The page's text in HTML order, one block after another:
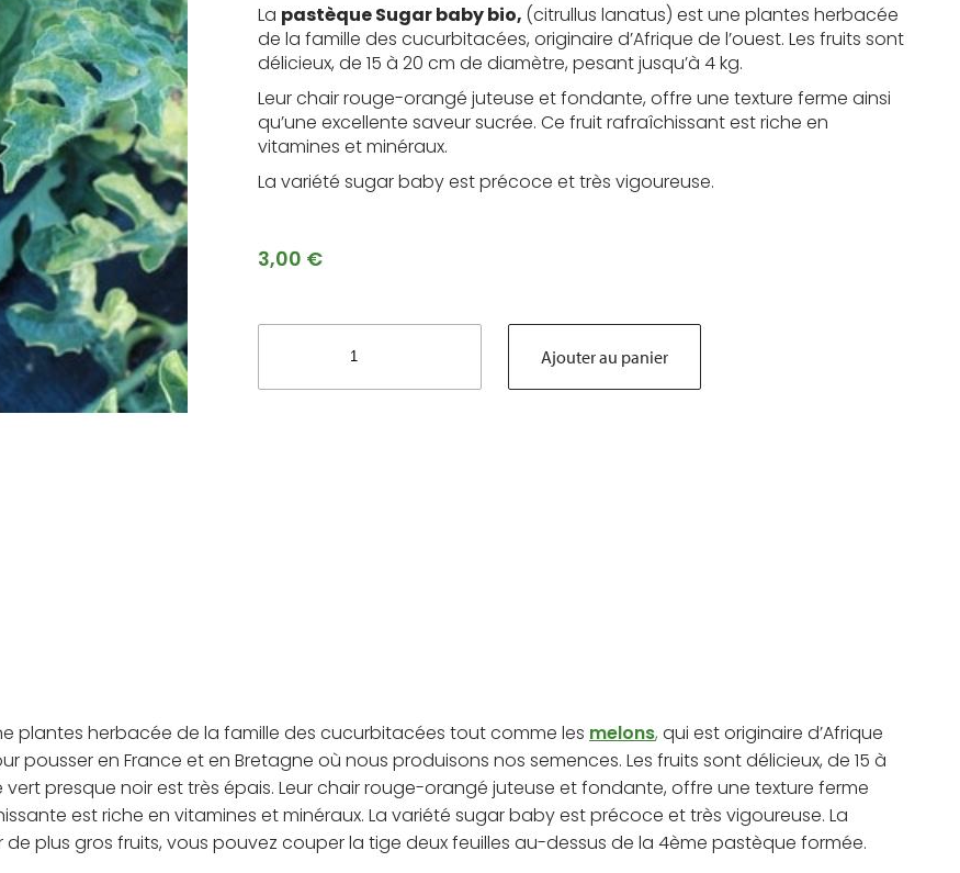
La pastèque Sugar baby bio, (citrullus lanatus) est une plantes herbacée
de la famille des cucurbitacées, originaire d’Afrique de l’ouest. Les fruits sont
délicieux, de 15 à 20 cm de diamètre, pesant jusqu’à 4 kg.
Leur chair rouge-orangé juteuse et fondante, offre une texture ferme ainsi
qu’une excellente saveur sucrée. Ce fruit rafraîchissant est riche en
vitamines et minéraux.
La variété sugar baby est précoce et très vigoureuse.
3,00 €
quantité
Pasteque
Ajouter au panier
plantes herbacée de la famille des cucurbitacées tout comme les melons, qui est originaire d’Afrique
pousser en France et en Bretagne où nous produisons nos semences. Les fruits sont délicieux, de 15 à
vert presque noir est très épais. Leur chair rouge-orangé juteuse et fondante, offre une texture ferme
est riche en vitamines et minéraux. La variété sugar baby est précoce et très vigoureuse. La
plus gros fruits, vous pouvez couper la tige deux feuilles au-dessus de la 4ème pastèque formée.